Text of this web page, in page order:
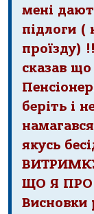
мені
підлоги (
проїзду)
сказав
беріть і
якусь
ЩО Я
Висновки